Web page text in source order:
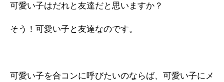
可愛い子はだれと友達だと思いますか？
そう！可愛い子と友達なのです。
可愛い子を合コンに呼びたいのならば、可愛い子にメ